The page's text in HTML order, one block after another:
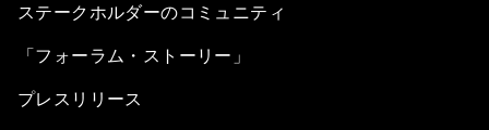
ステークホルダーのコミュニティ
「フォーラム・ストーリー」
プレスリリース